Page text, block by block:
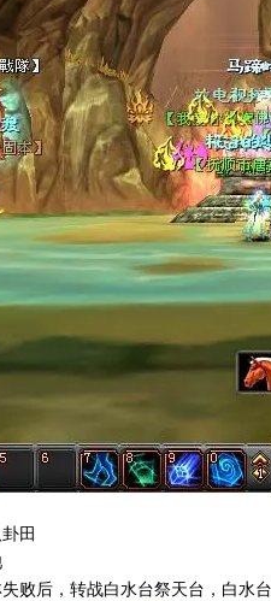
田
败后，转战白水台祭天台，白水